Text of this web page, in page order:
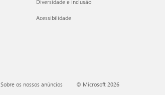
Diversidade e inclusão
Acessibilidade
Sobre os nossos anúncios © Microsoft 2026